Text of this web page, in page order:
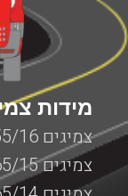
מידות
צמיגים 205/55/16
צמיגים 195/65/15